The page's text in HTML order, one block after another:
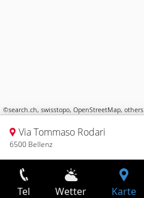
©search.ch, swisstopo, OpenStreetMap, others
Via Tommaso Rodari
6500 Bellenz
Tel Wetter Karte